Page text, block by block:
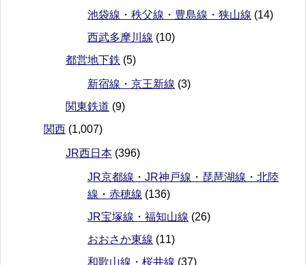
池袋線・秩父線・豊島線・狭山線 (14)
西武多摩川線 (10)
都営地下鉄 (5)
新宿線・京王新線 (3)
関東鉄道 (9)
関西 (1,007)
JR西日本 (396)
JR京都線・JR神戸線・琵琶湖線・北陸
線・赤穂線 (136)
JR宝塚線・福知山線 (26)
おおさか東線 (11)
和歌山線・桜井線 (37)